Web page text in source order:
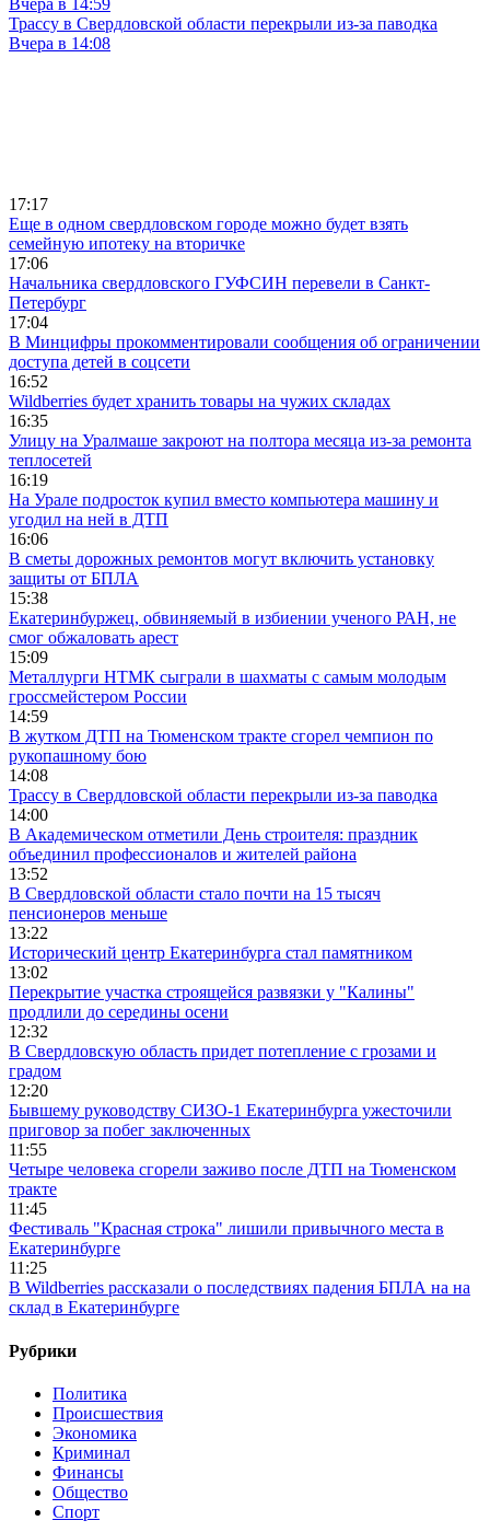
Вчера в 14:59
Трассу в Свердловской области перекрыли из-за паводка
Вчера в 14:08
17:17
Еще в одном свердловском городе можно будет взять
семейную ипотеку на вторичке
17:06
Начальника свердловского ГУФСИН перевели в Санкт-
Петербург
17:04
В Минцифры прокомментировали сообщения об ограничении
доступа детей в соцсети
16:52
Wildberries будет хранить товары на чужих складах
16:35
Улицу на Уралмаше закроют на полтора месяца из-за ремонта
теплосетей
16:19
На Урале подросток купил вместо компьютера машину и
угодил на ней в ДТП
16:06
В сметы дорожных ремонтов могут включить установку
защиты от БПЛА
15:38
Екатеринбуржец, обвиняемый в избиении ученого РАН, не
смог обжаловать арест
15:09
Металлурги НТМК сыграли в шахматы с самым молодым
гроссмейстером России
14:59
В жутком ДТП на Тюменском тракте сгорел чемпион по
рукопашному бою
14:08
Трассу в Свердловской области перекрыли из-за паводка
14:00
В Академическом отметили День строителя: праздник
объединил профессионалов и жителей района
13:52
В Свердловской области стало почти на 15 тысяч
пенсионеров меньше
13:22
Исторический центр Екатеринбурга стал памятником
13:02
Перекрытие участка строящейся развязки у "Калины"
продлили до середины осени
12:32
В Свердловскую область придет потепление с грозами и
градом
12:20
Бывшему руководству СИЗО-1 Екатеринбурга ужесточили
приговор за побег заключенных
11:55
Четыре человека сгорели заживо после ДТП на Тюменском
тракте
11:45
Фестиваль "Красная строка" лишили привычного места в
Екатеринбурге
11:25
В Wildberries рассказали о последствиях падения БПЛА на на
склад в Екатеринбурге
Рубрики
Политика
Происшествия
Экономика
Криминал
Финансы
Общество
Спорт